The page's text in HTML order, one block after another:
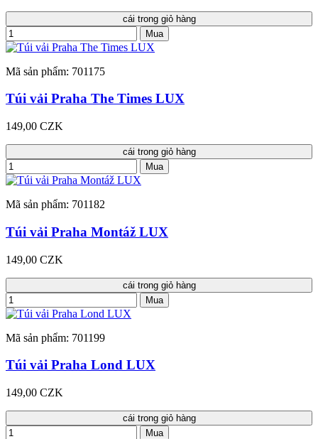
cái trong giỏ hàng
Mua
Mã sản phẩm: 701175
Túi vải Praha The Times LUX
149,00 CZK
cái trong giỏ hàng
Mua
Mã sản phẩm: 701182
Túi vải Praha Montáž LUX
149,00 CZK
cái trong giỏ hàng
Mua
Mã sản phẩm: 701199
Túi vải Praha Lond LUX
149,00 CZK
cái trong giỏ hàng
Mua